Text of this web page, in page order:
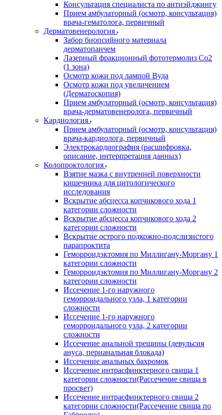
Консультация специалиста по антиэйджингу
Прием амбулаторный (осмотр, консультация)
врача-гематолога, первичный
Дерматовенерология
Забор биопсийного материала
дерматопанчем
Лазерный фракционный фототермолиз Со2
(1 зона)
Осмотр кожи под лампой Вуда
Осмотр кожи под увеличением
(Дерматоскопия)
Прием амбулаторный (осмотр, консультация)
врача-дерматовенеролога, первичный
Кардиология
Прием амбулаторный (осмотр, консультация)
врача-кардиолога, первичный
Электрокардиография (расшифровка,
описание, интерпретация данных)
Колопроктология
Взятие мазка с внутренней поверхности
кишечника для цитологического
исследования
Вскрытие абсцесса копчикового хода 1
категории сложности
Вскрытие абсцесса копчикового хода 2
категории сложности
Вскрытие острого подкожно-подслизистого
парапроктита
Геморроидэктомия по Миллигану-Моргану 1
категории сложности
Геморроидэктомия по Миллигану-Моргану 2
категории сложности
Иссечение 1-го наружного
геморроидального узла, 1 категории
сложности
Иссечение 1-го наружного
геморроидального узла, 2 категории
сложности
Иссечение анальной трещины (девульсия
ануса, перианальная блокада)
Иссечение анальных бахромок
Иссечение интрасфинктерного свища 1
категории сложности(Рассечение свища в
просвет)
Иссечение интрасфинктерного свища 2
категории сложности(Рассечение свища по